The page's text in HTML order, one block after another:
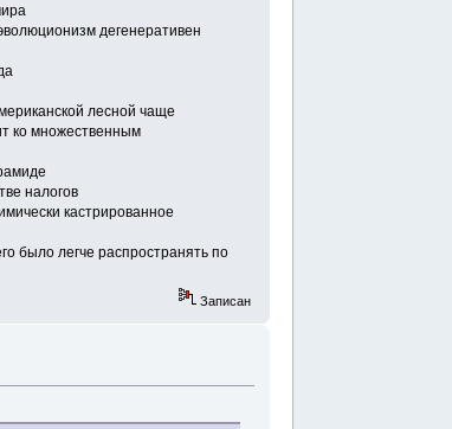
дегенеративен
лесной чаще
ко множественным
налогов
кастрированное
было легче распространять по
Записан